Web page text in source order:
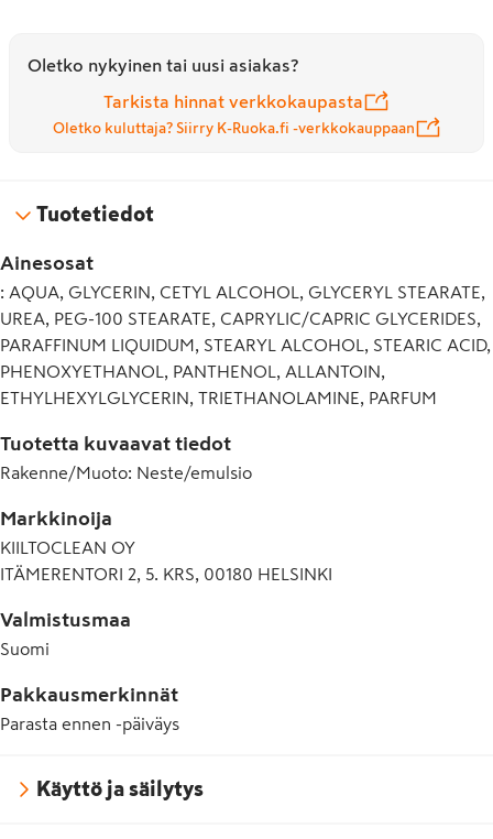
Oletko nykyinen tai uusi asiakas?
Tarkista hinnat verkkokaupasta
Oletko kuluttaja? Siirry K-Ruoka.fi -verkkokauppaan
Tuotetiedot
Ainesosat
: AQUA, GLYCERIN, CETYL ALCOHOL, GLYCERYL STEARATE,
UREA, PEG-100 STEARATE, CAPRYLIC/CAPRIC GLYCERIDES,
PARAFFINUM LIQUIDUM, STEARYL ALCOHOL, STEARIC ACID,
PHENOXYETHANOL, PANTHENOL, ALLANTOIN,
ETHYLHEXYLGLYCERIN, TRIETHANOLAMINE, PARFUM
Tuotetta kuvaavat tiedot
Rakenne/Muoto: Neste/emulsio
Markkinoija
KIILTOCLEAN OY
ITÄMERENTORI 2, 5. KRS, 00180 HELSINKI
Valmistusmaa
Suomi
Pakkausmerkinnät
Parasta ennen -päiväys
Käyttö ja säilytys